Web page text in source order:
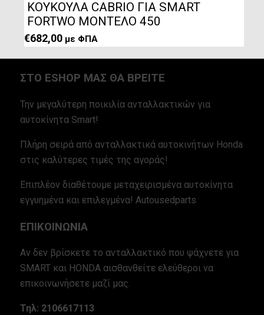
ΚΟΥΚΟΥΛΑ CABRIO ΓΙΑ SMART
FORTWO ΜΟΝΤΕΛΟ 450
€682,00 με ΦΠΑ
ΣΤΟ ESHOP ΜΑΣ ΘΑ ΒΡΕΙΤΕ
Την μεγαλύτερη ποικιλία ανταλλακτικών για
αυτοκίνητα Smart!
Πλήρη σειρά από ανταλλακτικά αυτοκινήτων Honda
στις καλύτερες τιμές της αγοράς!
Επιπλέον διαθέτουμε μεταχειρισμένα αυτοκίνητα
εγγυημένα και επιλεγμένα! Autousedparts
ΕΠΙΚΟΙΝΩΝΙΑ
Αν δεν βρίσκετε το ανταλλακτικό που ψάχνετε για
SMART και HONDA αισθανθείτε ελεύθεροι να
επικοινωνήσετε μαζί μας.
Τηλ: 2106617113